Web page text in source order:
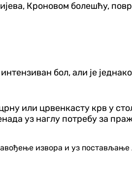
Кроновом болешћу,
бол, али је
или црвенкасту крв у
уз наглу потребу за
извора и уз